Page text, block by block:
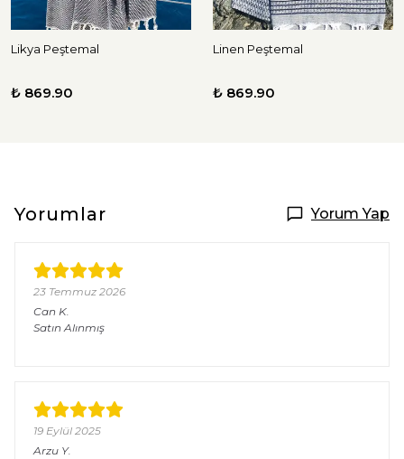
Likya Peştemal
₺ 869.90
Linen Peştemal
₺ 869.90
Yorumlar Yorum Yap
23 Temmuz 2026
Can K.
Satın Alınmış
19 Eylül 2025
Arzu Y.